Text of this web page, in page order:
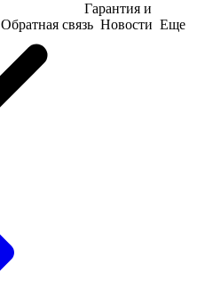
Гарантия и
Обратная связь Новости Еще